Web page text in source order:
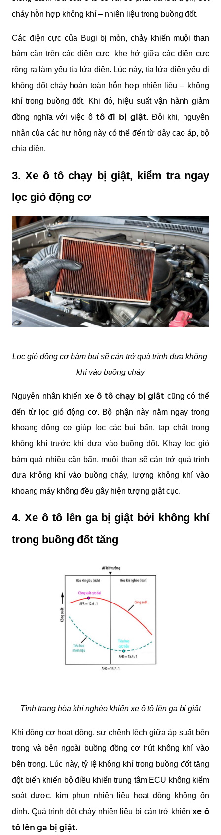
cháy hỗn hợp không khí – nhiên liệu trong buồng đốt.
Các điện cực của Bugi bị mòn, chảy khiến muội than
bám cặn trên các điện cực, khe hở giữa các điện cực
rộng ra làm yếu tia lửa điện. Lúc này, tia lửa điện yếu đi
không đốt cháy hoàn toàn hỗn hợp nhiên liệu – không
khí trong buồng đốt. Khi đó, hiệu suất vận hành giảm
đồng nghĩa với việc ô tô đi bị giật. Đôi khi, nguyên
nhân của các hư hỏng này có thể đến từ dây cao áp, bộ
chia điện.
3. Xe ô tô chạy bị giật, kiểm tra ngay
lọc gió động cơ
Lọc gió động cơ bám bụi sẽ cản trở quá trình đưa không
khí vào buồng cháy
Nguyên nhân khiến xe ô tô chạy bị giật cũng có thể
đến từ lọc gió động cơ. Bộ phận này nằm ngay trong
khoang động cơ giúp lọc các bụi bẩn, tạp chất trong
không khí trước khi đưa vào buồng đốt. Khay lọc gió
bám quá nhiều cặn bẩn, muội than sẽ cản trở quá trình
đưa không khí vào buồng cháy, lượng không khí vào
khoang máy không đều gây hiện tượng giật cục.
4. Xe ô tô lên ga bị giật bởi không khí
trong buồng đốt tăng
Tình trạng hòa khí nghèo khiến xe ô tô lên ga bị giật
Khi động cơ hoạt động, sự chênh lệch giữa áp suất bên
trong và bên ngoài buồng đồng cơ hút không khí vào
bên trong. Lúc này, tỷ lệ không khí trong buồng đốt tăng
đột biến khiến bộ điều khiển trung tâm ECU không kiểm
soát được, kim phun nhiên liệu hoạt động không ổn
định. Quá trình đốt cháy nhiên liệu bị cản trở khiến xe ô
tô lên ga bị giật.